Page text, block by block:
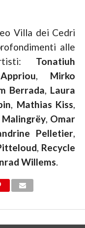
Villa dei Cedri
alle
Tonatiuh
, Mirko
Berrada, Laura
, Mathias Kiss,
Malingrëy, Omar
Pelletier,
, Recycle
Willems.